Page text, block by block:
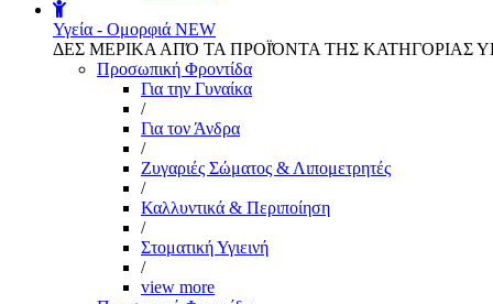
Υγεία - Ομορφιά NEW
ΔΕΣ ΜΕΡΙΚΑ ΑΠΌ ΤΑ ΠΡΟΪΌΝΤΑ ΤΗΣ ΚΑΤΗΓΟΡΙΑΣ
Προσωπική Φροντίδα
Για την Γυναίκα
/
Για τον Άνδρα
/
Ζυγαριές Σώματος & Λιπομετρητές
/
Καλλυντικά & Περιποίηση
/
Στοματική Υγιεινή
/
view more